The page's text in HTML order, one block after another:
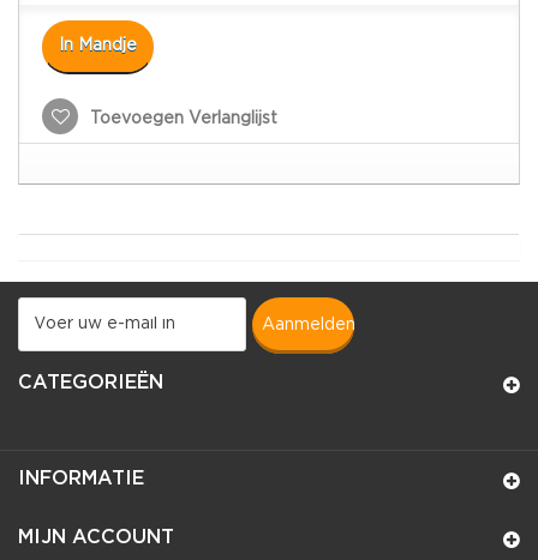
In Mandje
Toevoegen Verlanglijst
aanmelden
CATEGORIEËN
INFORMATIE
MIJN ACCOUNT